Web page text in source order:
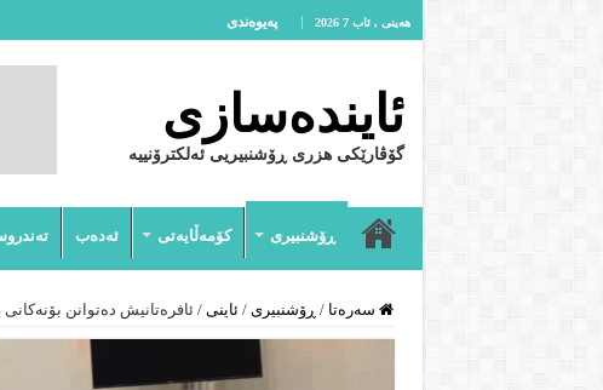
هەینی , ئاب 7 2026 پەیوەندى
ئایندەسازى
گۆڤارێکی هزری ڕۆشنبیریی ئەلکترۆنییە
ڕۆشنبیرى کۆمەڵایەتى ئەدەب
سەرەتا / ڕۆشنبیرى / ئاینى / ئافرەتانیش دەتوانن بۆنەکانی